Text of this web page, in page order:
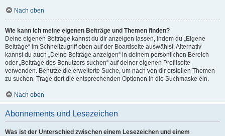
Nach oben
Wie kann ich meine eigenen Beiträge und Themen finden?
Deine eigenen Beiträge kannst du dir anzeigen lassen, indem du „Eigene
Beiträge“ im Schnellzugriff oben auf der Boardseite auswählst. Alternativ
kannst du auch „Deine Beiträge anzeigen“ in deinem persönlichen Bereich
oder „Beiträge des Benutzers suchen“ auf deiner eigenen Profilseite
verwenden. Benutze die erweiterte Suche, um nach von dir erstellen Themen
zu suchen. Trage dort die entsprechenden Optionen in die Suchmaske ein.
Nach oben
Abonnements und Lesezeichen
Was ist der Unterschied zwischen einem Lesezeichen und einem